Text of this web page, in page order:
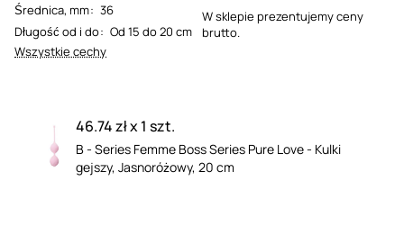
Średnica, mm: 36
Długość od i do: Od 15 do 20 cm
Wszystkie cechy
W sklepie prezentujemy ceny
brutto.
46.74 zł x 1 szt.
B - Series Femme Boss Series Pure Love - Kulki
gejszy, Jasnoróżowy, 20 cm